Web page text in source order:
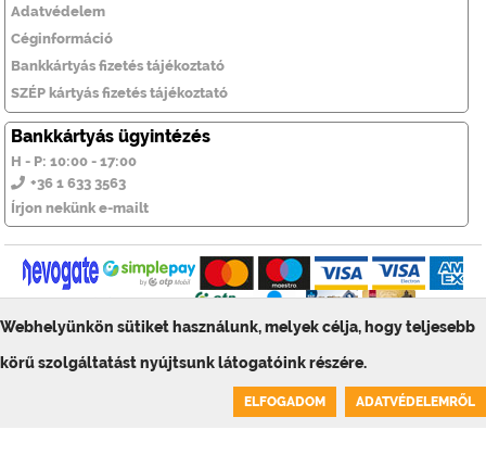
Webhelyünkön sütiket használunk, melyek célja, hogy teljesebb
körű szolgáltatást nyújtsunk látogatóink részére.
ELFOGADOM ADATVÉDELEMRŐL
Adatvédelem
Céginformáció
Bankkártyás fizetés tájékoztató
SZÉP kártyás fizetés tájékoztató
Bankkártyás ügyintézés
H - P: 10:00 - 17:00
+36 1 633 3563
Írjon nekünk e-mailt
© ToolSiTE Kft. 2026. Minden jog fenntartva!
ToolSiTE Éttermi webáruház